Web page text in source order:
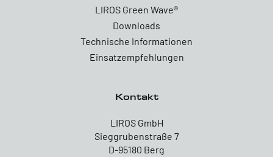
LIROS Green Wave®
Downloads
Technische Informationen
Einsatzempfehlungen
Kontakt
LIROS GmbH
Sieggrubenstraße 7
D-95180 Berg